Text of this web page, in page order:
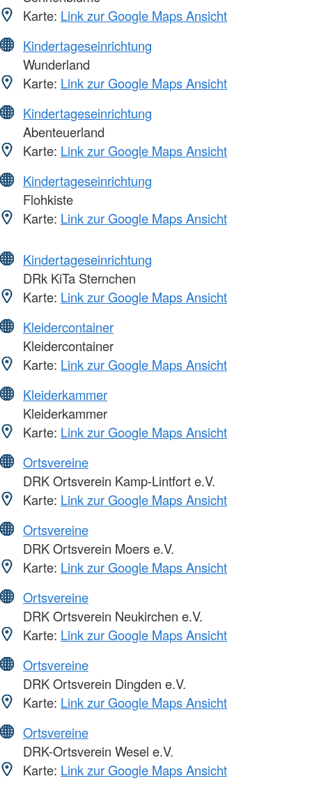
Karte: Link zur Google Maps Ansicht
Kindertageseinrichtung
Wunderland
Karte: Link zur Google Maps Ansicht
Kindertageseinrichtung
Abenteuerland
Karte: Link zur Google Maps Ansicht
Kindertageseinrichtung
Flohkiste
Karte: Link zur Google Maps Ansicht
Kindertageseinrichtung
DRk KiTa Sternchen
Karte: Link zur Google Maps Ansicht
Kleidercontainer
Kleidercontainer
Karte: Link zur Google Maps Ansicht
Kleiderkammer
Kleiderkammer
Karte: Link zur Google Maps Ansicht
Ortsvereine
DRK Ortsverein Kamp-Lintfort e.V.
Karte: Link zur Google Maps Ansicht
Ortsvereine
DRK Ortsverein Moers e.V.
Karte: Link zur Google Maps Ansicht
Ortsvereine
DRK Ortsverein Neukirchen e.V.
Karte: Link zur Google Maps Ansicht
Ortsvereine
DRK Ortsverein Dingden e.V.
Karte: Link zur Google Maps Ansicht
Ortsvereine
DRK-Ortsverein Wesel e.V.
Karte: Link zur Google Maps Ansicht